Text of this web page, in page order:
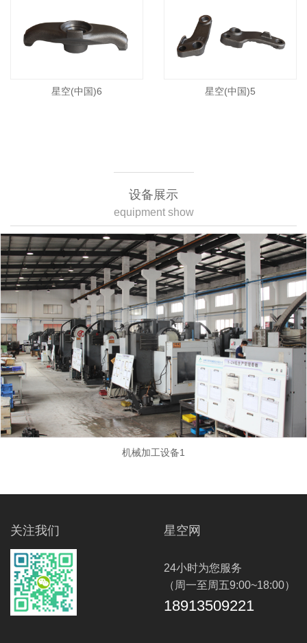
星空(中国)6 星空(中国)5
设备展示
equipment show
机械加工设备1
关注我们 星空网
24小时为您服务
（周一至周五9:00~18:00）
18913509221